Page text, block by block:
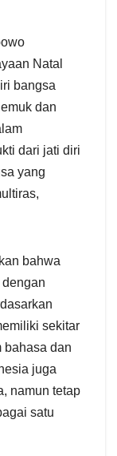
Natal
bangsa
dan
dari jati diri
yang
bahwa
sekitar
bahasa dan
juga
namun tetap
satu